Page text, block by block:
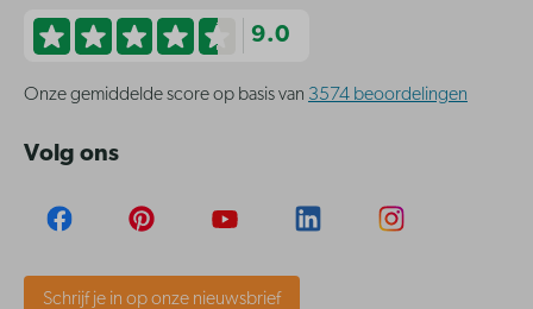
9.0
Onze gemiddelde score op basis van 3574 beoordelingen
Volg ons
Schrijf je in op onze nieuwsbrief